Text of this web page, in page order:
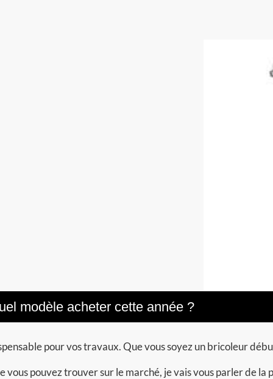
modèle acheter cette année ?
pour vos travaux. Que vous soyez un bricoleur
vous pouvez trouver sur le marché, je vais vous parler de la